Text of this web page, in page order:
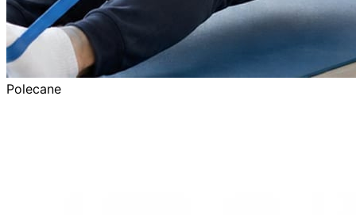
Polecane